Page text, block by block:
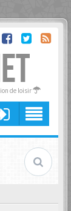
de loisir